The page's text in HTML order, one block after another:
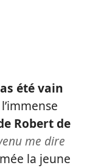
été vain
Robert de
me dire
la jeune